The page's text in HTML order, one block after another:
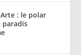
: le polar
paradis